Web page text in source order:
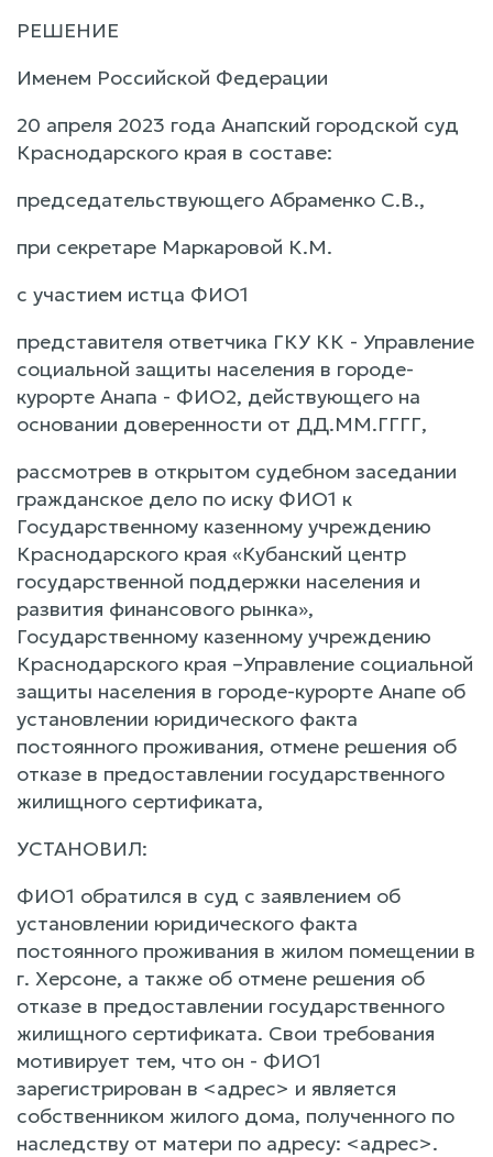
РЕШЕНИЕ
Именем Российской Федерации
20 апреля 2023 года Анапский городской суд
Краснодарского края в составе:
председательствующего Абраменко С.В.,
при секретаре Маркаровой К.М.
с участием истца ФИО1
представителя ответчика ГКУ КК - Управление
социальной защиты населения в городе-
курорте Анапа - ФИО2, действующего на
основании доверенности от ДД.ММ.ГГГГ,
рассмотрев в открытом судебном заседании
гражданское дело по иску ФИО1 к
Государственному казенному учреждению
Краснодарского края «Кубанский центр
государственной поддержки населения и
развития финансового рынка»,
Государственному казенному учреждению
Краснодарского края –Управление социальной
защиты населения в городе-курорте Анапе об
установлении юридического факта
постоянного проживания, отмене решения об
отказе в предоставлении государственного
жилищного сертификата,
УСТАНОВИЛ:
ФИО1 обратился в суд с заявлением об
установлении юридического факта
постоянного проживания в жилом помещении в
г. Херсоне, а также об отмене решения об
отказе в предоставлении государственного
жилищного сертификата. Свои требования
мотивирует тем, что он - ФИО1
зарегистрирован в <адрес> и является
собственником жилого дома, полученного по
наследству от матери по адресу: <адрес>.